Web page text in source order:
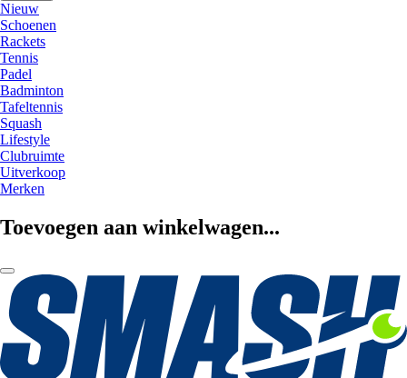
Nieuw
Schoenen
Rackets
Tennis
Padel
Badminton
Tafeltennis
Squash
Lifestyle
Clubruimte
Uitverkoop
Merken
Toevoegen aan winkelwagen...